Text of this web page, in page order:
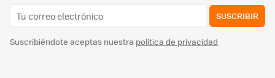
SUSCRIBIR
Suscribiéndote aceptas nuestra política de privacidad